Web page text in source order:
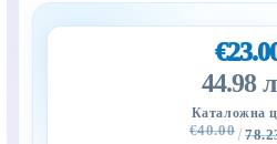
44.98
Каталожна
€40.00